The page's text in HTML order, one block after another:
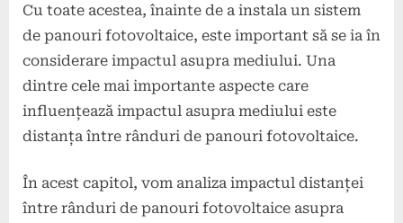
Cu toate acestea, înainte de a instala un sistem
de panouri fotovoltaice, este important să se ia în
considerare impactul asupra mediului. Una
dintre cele mai importante aspecte care
influențează impactul asupra mediului este
distanța între rânduri de panouri fotovoltaice.
În acest capitol, vom analiza impactul distanței
între rânduri de panouri fotovoltaice asupra